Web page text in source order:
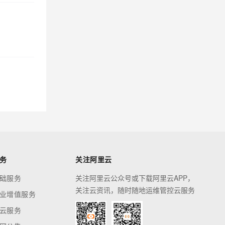
服务
增值服务
服务
关注阿里云
关注阿里云公众号或下载阿里云APP，
关注云资讯，随时随地运维管控云服务